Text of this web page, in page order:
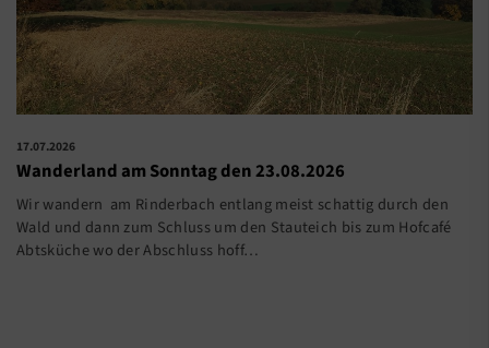
17.07.2026
Wanderland am Sonntag den 23.08.2026
Wir wandern am Rinderbach entlang meist schattig durch den
Wald und dann zum Schluss um den Stauteich bis zum Hofcafé
Abtsküche wo der Abschluss hoff…